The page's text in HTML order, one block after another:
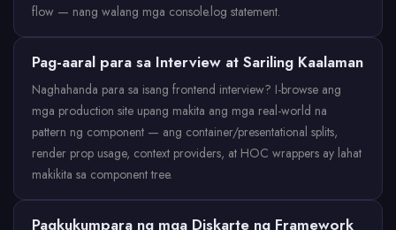
flow — nang walang mga console.log statement.
Pag-aaral para sa Interview at Sariling Kaalaman
Naghahanda para sa isang frontend interview? I-browse ang
mga production site upang makita ang mga real-world na
pattern ng component — ang container/presentational splits,
render prop usage, context providers, at HOC wrappers ay lahat
makikita sa component tree.
Pagkukumpara ng mga Diskarte ng Framework